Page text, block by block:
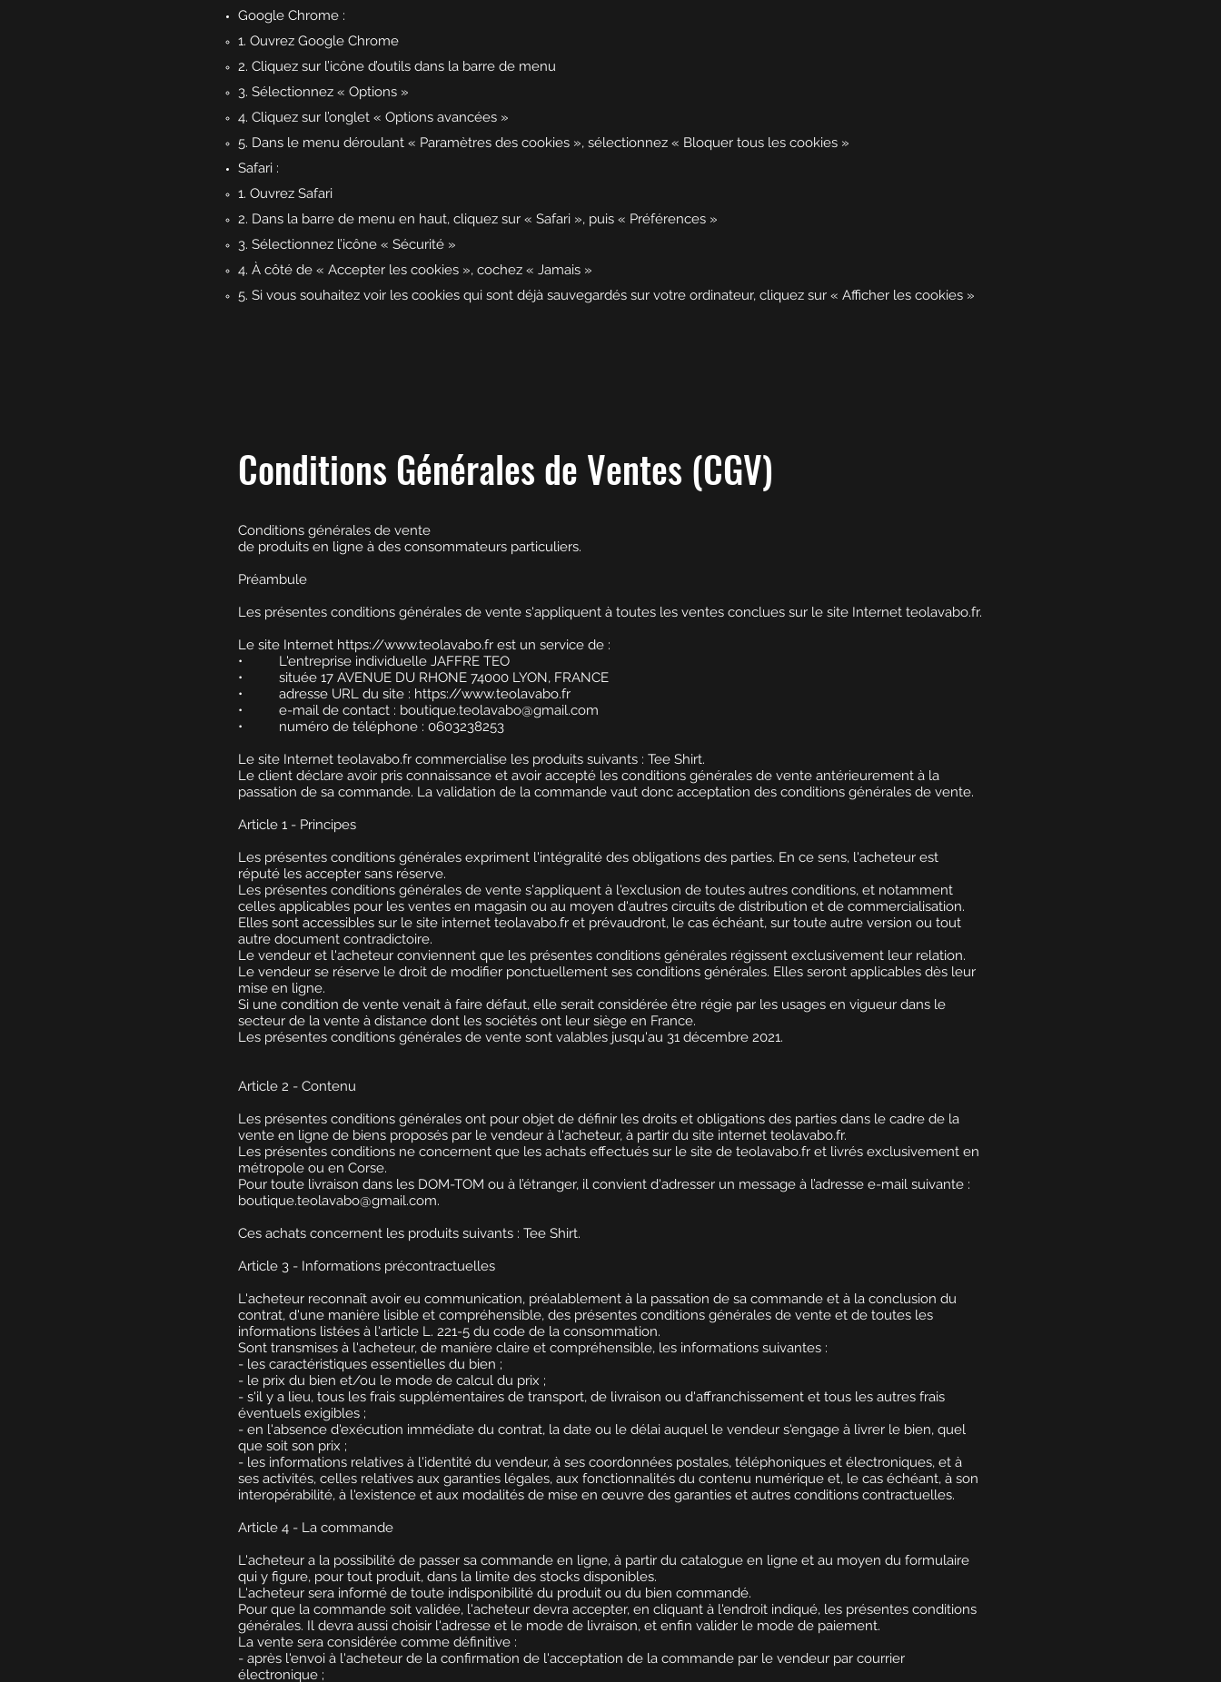
Google Chrome :
1. Ouvrez Google Chrome
2. Cliquez sur l’icône d’outils dans la barre de menu
3. Sélectionnez « Options »
4. Cliquez sur l’onglet « Options avancées »
5. Dans le menu déroulant « Paramètres des cookies », sélectionnez « Bloquer tous les cookies »
Safari :
1. Ouvrez Safari
2. Dans la barre de menu en haut, cliquez sur « Safari », puis « Préférences »
3. Sélectionnez l’icône « Sécurité »
4. À côté de « Accepter les cookies », cochez « Jamais »
5. Si vous souhaitez voir les cookies qui sont déjà sauvegardés sur votre ordinateur, cliquez sur « Afficher les cookies »
Conditions Générales de Ventes (CGV)
Conditions générales de vente
de produits en ligne à des consommateurs particuliers.
Préambule
Les présentes conditions générales de vente s'appliquent à toutes les ventes conclues sur le site Internet teolavabo.fr.
Le site Internet https://www.teolavabo.fr est un service de :
• L'entreprise individuelle JAFFRE TEO
• située 17 AVENUE DU RHONE 74000 LYON, FRANCE
• adresse URL du site : https://www.teolavabo.fr
• e-mail de contact : boutique.teolavabo@gmail.com
• numéro de téléphone : 0603238253
Le site Internet teolavabo.fr commercialise les produits suivants : Tee Shirt.
Le client déclare avoir pris connaissance et avoir accepté les conditions générales de vente antérieurement à la
passation de sa commande. La validation de la commande vaut donc acceptation des conditions générales de vente.
Article 1 - Principes
Les présentes conditions générales expriment l'intégralité des obligations des parties. En ce sens, l'acheteur est
réputé les accepter sans réserve.
Les présentes conditions générales de vente s'appliquent à l'exclusion de toutes autres conditions, et notamment
celles applicables pour les ventes en magasin ou au moyen d'autres circuits de distribution et de commercialisation.
Elles sont accessibles sur le site internet teolavabo.fr et prévaudront, le cas échéant, sur toute autre version ou tout
autre document contradictoire.
Le vendeur et l'acheteur conviennent que les présentes conditions générales régissent exclusivement leur relation.
Le vendeur se réserve le droit de modifier ponctuellement ses conditions générales. Elles seront applicables dès leur
mise en ligne.
Si une condition de vente venait à faire défaut, elle serait considérée être régie par les usages en vigueur dans le
secteur de la vente à distance dont les sociétés ont leur siège en France.
Les présentes conditions générales de vente sont valables jusqu'au 31 décembre 2021.
Article 2 - Contenu
Les présentes conditions générales ont pour objet de définir les droits et obligations des parties dans le cadre de la
vente en ligne de biens proposés par le vendeur à l'acheteur, à partir du site internet teolavabo.fr.
Les présentes conditions ne concernent que les achats effectués sur le site de teolavabo.fr et livrés exclusivement en
métropole ou en Corse.
Pour toute livraison dans les DOM-TOM ou à l’étranger, il convient d'adresser un message à l’adresse e-mail suivante :
boutique.teolavabo@gmail.com.
Ces achats concernent les produits suivants : Tee Shirt.
Article 3 - Informations précontractuelles
L'acheteur reconnaît avoir eu communication, préalablement à la passation de sa commande et à la conclusion du
contrat, d'une manière lisible et compréhensible, des présentes conditions générales de vente et de toutes les
informations listées à l'article L. 221-5 du code de la consommation.
Sont transmises à l'acheteur, de manière claire et compréhensible, les informations suivantes :
- les caractéristiques essentielles du bien ;
- le prix du bien et/ou le mode de calcul du prix ;
- s'il y a lieu, tous les frais supplémentaires de transport, de livraison ou d'affranchissement et tous les autres frais
éventuels exigibles ;
- en l'absence d'exécution immédiate du contrat, la date ou le délai auquel le vendeur s'engage à livrer le bien, quel
que soit son prix ;
- les informations relatives à l'identité du vendeur, à ses coordonnées postales, téléphoniques et électroniques, et à
ses activités, celles relatives aux garanties légales, aux fonctionnalités du contenu numérique et, le cas échéant, à son
interopérabilité, à l'existence et aux modalités de mise en œuvre des garanties et autres conditions contractuelles.
Article 4 - La commande
L'acheteur a la possibilité de passer sa commande en ligne, à partir du catalogue en ligne et au moyen du formulaire
qui y figure, pour tout produit, dans la limite des stocks disponibles.
L'acheteur sera informé de toute indisponibilité du produit ou du bien commandé.
Pour que la commande soit validée, l'acheteur devra accepter, en cliquant à l'endroit indiqué, les présentes conditions
générales. Il devra aussi choisir l'adresse et le mode de livraison, et enfin valider le mode de paiement.
La vente sera considérée comme définitive :
- après l'envoi à l'acheteur de la confirmation de l'acceptation de la commande par le vendeur par courrier
électronique ;